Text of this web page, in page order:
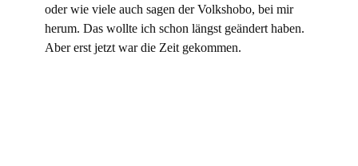
oder wie viele auch sagen der Volkshobo, bei mir
herum. Das wollte ich schon längst geändert haben.
Aber erst jetzt war die Zeit gekommen.